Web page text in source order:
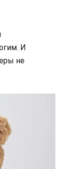
И
не